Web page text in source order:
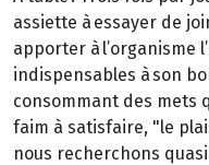
assiette à essayer de
apporter à l’organisme
indispensables à son
consommant des mets
faim à satisfaire, "le
nous recherchons